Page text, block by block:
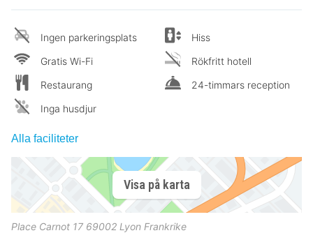
Ingen parkeringsplats
Gratis Wi-Fi
Restaurang
Inga husdjur
Hiss
Rökfritt hotell
24-timmars reception
Alla faciliteter
Visa på karta
Place Carnot 17 69002 Lyon Frankrike